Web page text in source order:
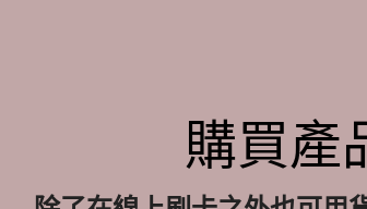
除了在線上刷卡之外也可用
的帳號:新光銀行城內分行(代號103)，戶名:千頌